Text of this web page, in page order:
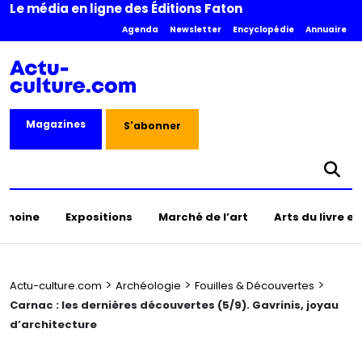
Le média en ligne des Éditions Faton
Agenda Newsletter Encyclopédie Annuaire
Magazines S'abonner
Expositions Marché de l’art Arts du livre
Actu-culture.com > Archéologie > Fouilles & Découvertes >
Carnac : les dernières découvertes (5/9). Gavrinis, joyau
d’architecture